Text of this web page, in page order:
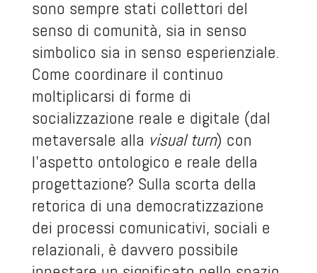
sono sempre stati collettori del
senso di comunità, sia in senso
simbolico sia in senso esperienziale.
Come coordinare il continuo
moltiplicarsi di forme di
socializzazione reale e digitale (dal
metaversale alla visual turn) con
l'aspetto ontologico e reale della
progettazione? Sulla scorta della
retorica di una democratizzazione
dei processi comunicativi, sociali e
relazionali, è davvero possibile